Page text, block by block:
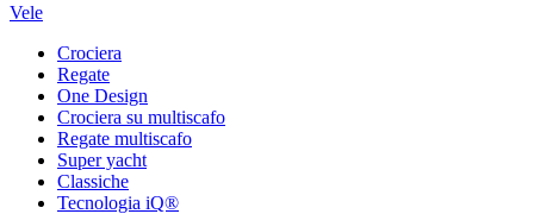
Vele
Crociera
Regate
One Design
Crociera su multiscafo
Regate multiscafo
Super yacht
Classiche
Tecnologia iQ®